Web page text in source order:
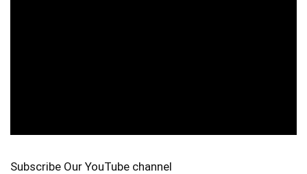
Subscribe Our YouTube channel